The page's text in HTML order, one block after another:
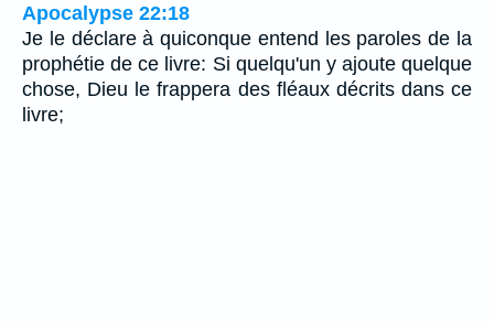
Apocalypse 22:18
Je le déclare à quiconque entend les paroles de la
prophétie de ce livre: Si quelqu'un y ajoute quelque
chose, Dieu le frappera des fléaux décrits dans ce
livre;